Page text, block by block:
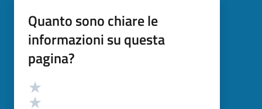
Quanto sono chiare le
informazioni su questa
pagina?
Valutazione